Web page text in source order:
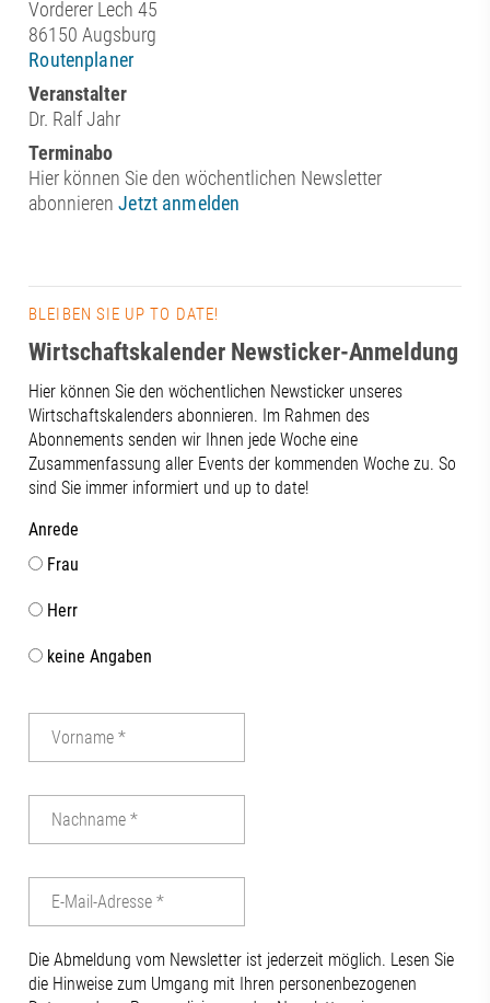
Vorderer Lech 45
86150 Augsburg
Routenplaner
Veranstalter
Dr. Ralf Jahr
Terminabo
Hier können Sie den wöchentlichen Newsletter
abonnierenJetzt anmelden
BLEIBEN SIE UP TO DATE!
Wirtschaftskalender Newsticker-Anmeldung
Hier können Sie den wöchentlichen Newsticker unseres
Wirtschaftskalenders abonnieren. Im Rahmen des
Abonnements senden wir Ihnen jede Woche eine
Zusammenfassung aller Events der kommenden Woche zu. So
sind Sie immer informiert und up to date!
Anrede
Frau
Herr
keine Angaben
Die Abmeldung vom Newsletter ist jederzeit möglich. Lesen Sie
die Hinweise zum Umgang mit Ihren personenbezogenen